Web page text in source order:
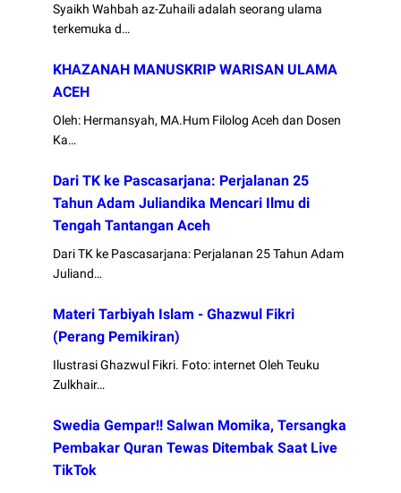
Syaikh Wahbah az-Zuhaili adalah seorang ulama
terkemuka d…
KHAZANAH MANUSKRIP WARISAN ULAMA
ACEH
Oleh: Hermansyah, MA.Hum Filolog Aceh dan Dosen
Ka…
Dari TK ke Pascasarjana: Perjalanan 25
Tahun Adam Juliandika Mencari Ilmu di
Tengah Tantangan Aceh
Dari TK ke Pascasarjana: Perjalanan 25 Tahun Adam
Juliand…
Materi Tarbiyah Islam - Ghazwul Fikri
(Perang Pemikiran)
Ilustrasi Ghazwul Fikri. Foto: internet Oleh Teuku
Zulkhair…
Swedia Gempar!! Salwan Momika, Tersangka
Pembakar Quran Tewas Ditembak Saat Live
TikTok